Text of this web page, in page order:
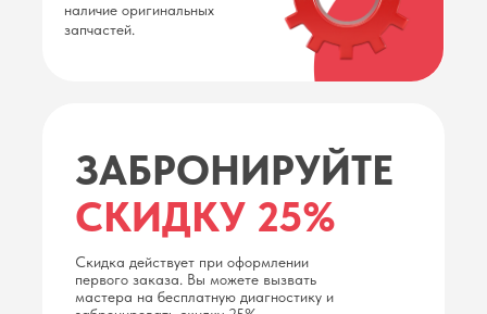
наличие оригинальных
запчастей.
ЗАБРОНИРУЙТЕ
СКИДКУ 25%
Скидка действует при оформлении
первого заказа. Вы можете вызвать
мастера на бесплатную диагностику и